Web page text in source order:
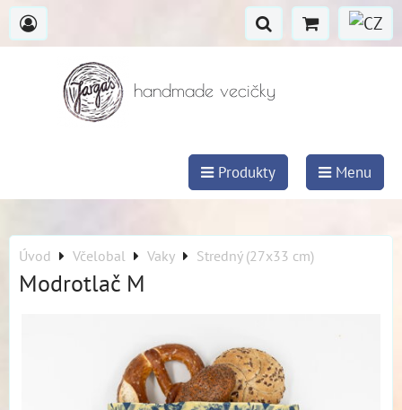
handmade vecičky
Produkty Menu
Úvod Včelobal Vaky Stredný (27x33 cm)
Modrotlač M